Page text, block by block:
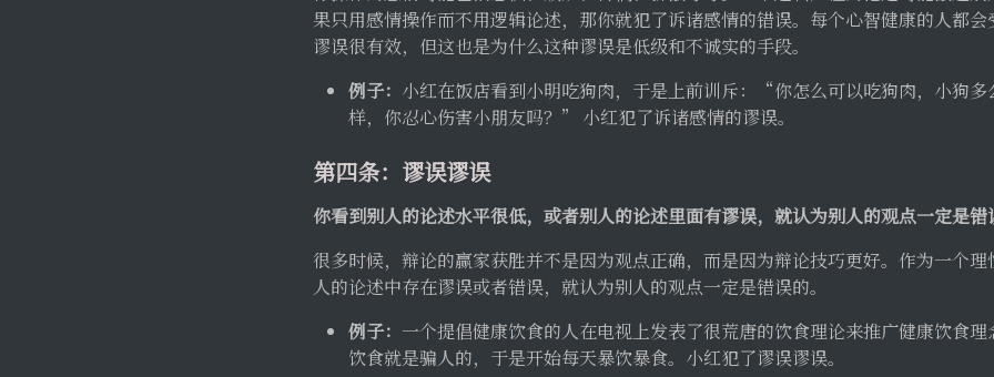
果只用感情操作而不用逻辑论述，那你就犯了诉诸感情的错误。每个心智健康的人都
谬误很有效，但这也是为什么这种谬误是低级和不诚实的手段。
例子： 小红在饭店看到小明吃狗肉，于是上前训斥：“你怎么可以吃狗肉，小狗
样，你忍心伤害小朋友吗？” 小红犯了诉诸感情的谬误。
第四条：谬误谬误
你看到别人的论述水平很低，或者别人的论述里面有谬误，就认为别人的观点一定是错
很多时候，辩论的赢家获胜并不是因为观点正确，而是因为辩论技巧更好。作为一个
人的论述中存在谬误或者错误，就认为别人的观点一定是错误的。
例子： 一个提倡健康饮食的人在电视上发表了很荒唐的饮食理论来推广健康饮食
饮食就是骗人的，于是开始每天暴饮暴食。小红犯了谬误谬误。